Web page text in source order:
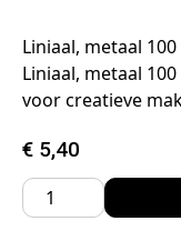
Liniaal, metaal 100
Liniaal, metaal
voor creatieve
€ 5,40